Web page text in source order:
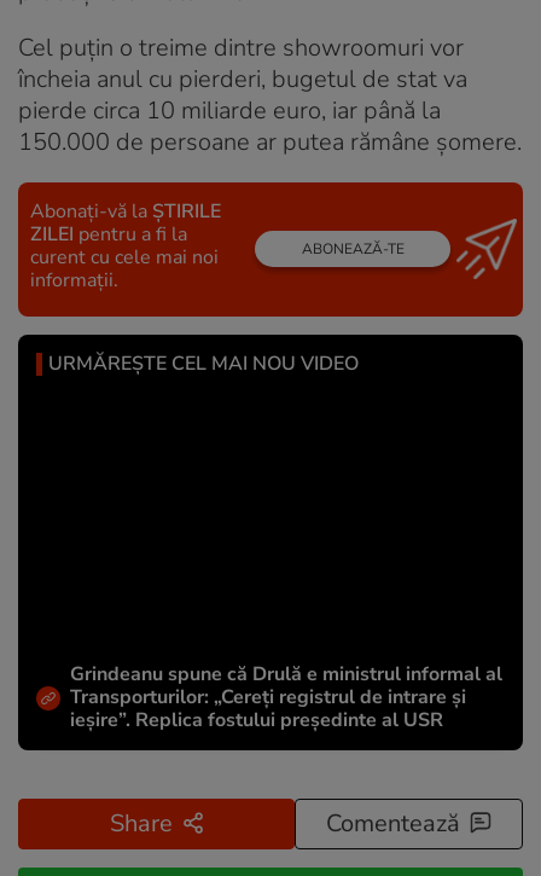
Cel puțin o treime dintre showroomuri vor
încheia anul cu pierderi, bugetul de stat va
pierde circa 10 miliarde euro, iar până la
150.000 de persoane ar putea rămâne șomere.
Abonați-vă la ȘTIRILE
ZILEI pentru a fi la
curent cu cele mai noi
informații.
ABONEAZĂ-TE
URMĂREȘTE CEL MAI NOU VIDEO
Grindeanu spune că Drulă e ministrul informal al
Transporturilor: „Cereți registrul de intrare și
ieșire”. Replica fostului președinte al USR
Share Comentează